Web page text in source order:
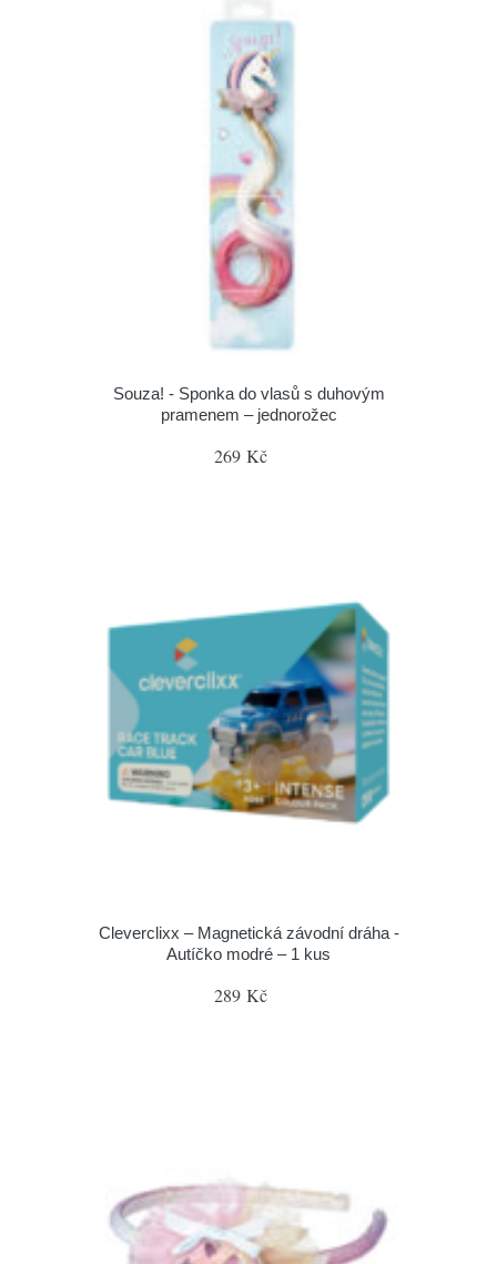
Souza! - Sponka do vlasů s duhovým
pramenem – jednorožec
269 Kč
Cleverclixx – Magnetická závodní dráha -
Autíčko modré – 1 kus
289 Kč